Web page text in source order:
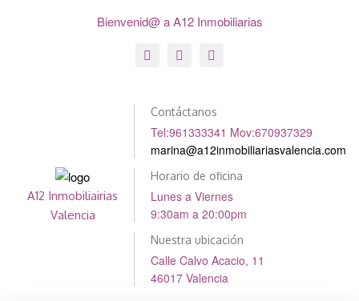
Bienvenid@ a A12 Inmobiliarias
A12 Inmobiliairias
Valencia
Contáctanos
Tel:961333341 Mov:670937329
marina@a12inmobiliariasvalencia.com
Horario de oficina
Lunes a Viernes
9:30am a 20:00pm
Nuestra ubicación
Calle Calvo Acacio, 11
46017 Valencia